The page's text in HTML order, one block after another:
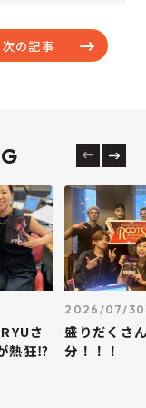
次の記事
さ
熱狂⁉
2026/07/30
盛りだくさ
分！！！